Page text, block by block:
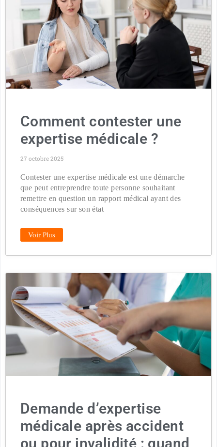
Comment contester une
expertise médicale ?
27 octobre 2025
Contester une expertise médicale est une démarche
que peut entreprendre toute personne souhaitant
remettre en question un rapport médical ayant des
conséquences sur son état
Voir Plus
Demande d’expertise
médicale après accident
ou pour invalidité : quand,